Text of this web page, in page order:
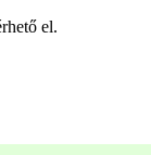
el.